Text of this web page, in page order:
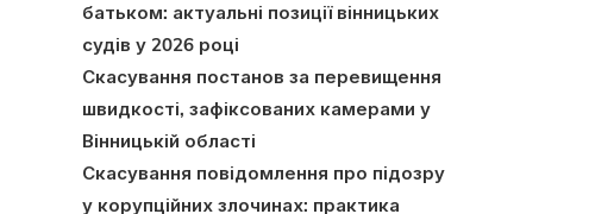
батьком: актуальні позиції вінницьких
судів у 2026 році
Скасування постанов за перевищення
швидкості, зафіксованих камерами у
Вінницькій області
Скасування повідомлення про підозру
у корупційних злочинах: практика